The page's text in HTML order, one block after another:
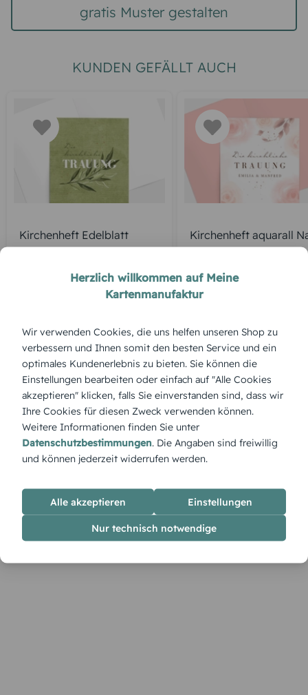
gratis Muster gestalten
KUNDEN GEFÄLLT AUCH
Kirchenheft Edelblatt Kirchenheft aquarall
Produktbeschreibung
„Präsente Blumenflut“ bringt Farbe und Lebensfreude in eure
Zeremonie – frisch, lebendig und perfekt abgestimmt auf ein
liebevolles Ja-Wort.
Herzlich willkommen auf Meine
Kartenmanufaktur
Wir verwenden Cookies, die uns helfen unseren Shop zu
verbessern und Ihnen somit den besten Service und ein
optimales Kundenerlebnis zu bieten. Sie können die
Einstellungen bearbeiten oder einfach auf "Alle Cookies
akzeptieren" klicken, falls Sie einverstanden sind, dass wir
Ihre Cookies für diesen Zweck verwenden können.
Weitere Informationen finden Sie unter
Datenschutzbestimmungen. Die Angaben sind freiwillig
und können jederzeit widerrufen werden.
Alle akzeptieren Einstellungen
Nur technisch notwendige